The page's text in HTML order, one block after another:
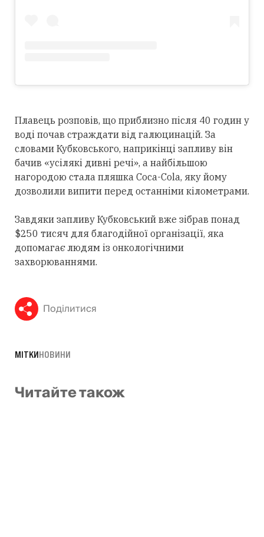
Плавець розповів, що приблизно після 40 годин у
воді почав страждати від галюцинацій. За
словами Кубковського, наприкінці запливу він
бачив «усілякі дивні речі», а найбільшою
нагородою стала пляшка Coca-Cola, яку йому
дозволили випити перед останніми кілометрами.
Завдяки запливу Кубковський вже зібрав понад
$250 тисяч для благодійної організації, яка
допомагає людям із онкологічними
захворюваннями.
Поділитися
МІТКИНОВИНИ
Читайте також